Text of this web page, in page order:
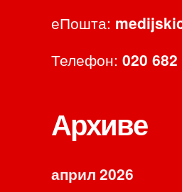
еПошта:
Телефон: 020 682
Архиве
април 2026